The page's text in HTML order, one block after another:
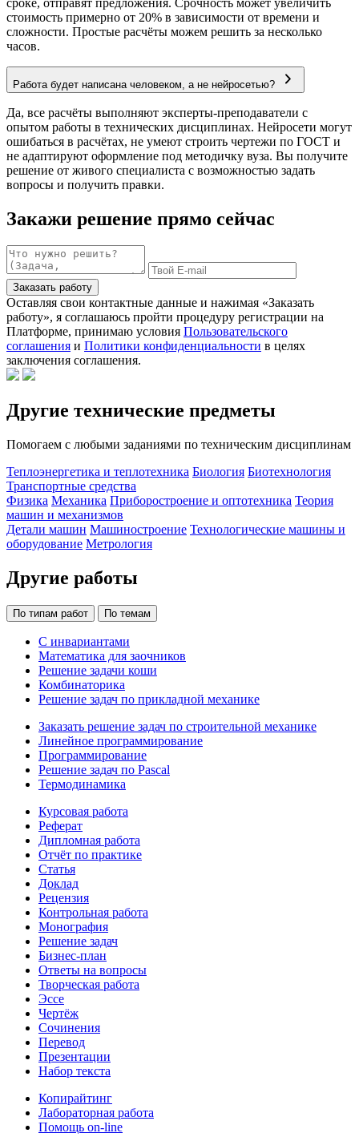
стоимость примерно от 20% в зависимости от времени и
сложности. Простые расчёты можем решить за несколько
часов.
Работа будет написана человеком, а не нейросетью?
Да, все расчёты выполняют эксперты-преподаватели с
опытом работы в технических дисциплинах. Нейросети могут
ошибаться в расчётах, не умеют строить чертежи по ГОСТ и
не адаптируют оформление под методичку вуза. Вы получите
решение от живого специалиста с возможностью задать
вопросы и получить правки.
Закажи решение прямо сейчас
Заказать работу
Оставляя свои контактные данные и нажимая «Заказать
работу», я соглашаюсь пройти процедуру регистрации на
Платформе, принимаю условия Пользовательского
соглашения и Политики конфиденциальности в целях
заключения соглашения.
Другие технические предметы
Помогаем с любыми заданиями по техническим дисциплинам
Теплоэнергетика и теплотехника Биология Биотехнология
Транспортные средства
Физика Механика Приборостроение и оптотехника Теория
машин и механизмов
Детали машин Машиностроение Технологические машины и
оборудование Метрология
Другие работы
По типам работ По темам
С инвариантами
Математика для заочников
Решение задачи коши
Комбинаторика
Решение задач по прикладной механике
Заказать решение задач по строительной механике
Линейное программирование
Программирование
Решение задач по Pascal
Термодинамика
Курсовая работа
Реферат
Дипломная работа
Отчёт по практике
Статья
Доклад
Рецензия
Контрольная работа
Монография
Решение задач
Бизнес-план
Ответы на вопросы
Творческая работа
Эссе
Чертёж
Сочинения
Перевод
Презентации
Набор текста
Копирайтинг
Лабораторная работа
Помощь on-line